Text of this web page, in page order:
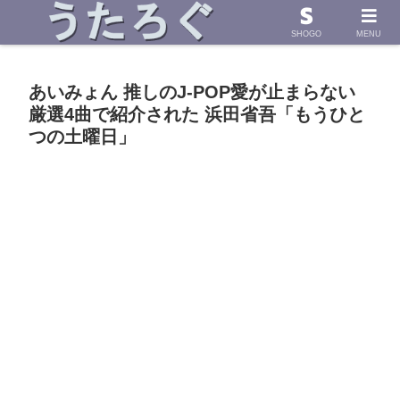
浜田省吾さんの「うた」に導かれて したためた物語
あいみょん 推しのJ-POP愛が止まらない
厳選4曲で紹介された 浜田省吾「もうひと
つの土曜日」
SHOGO MENU